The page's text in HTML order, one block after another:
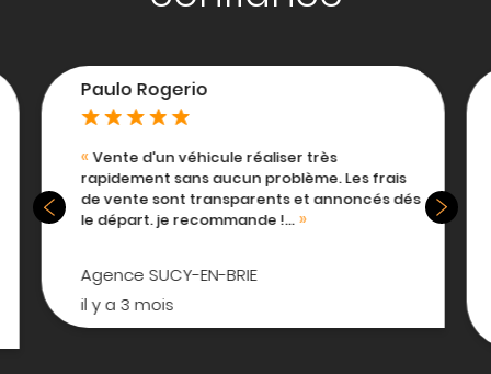
Aniss Merabet
Manque de professionnalisme, on vous fait
venir pour essayer le véhicule mais n’ont
aucune info, ni documentation, on vous
promet de vous rappeler mais les promesses
Agence SUCY-EN-BRIE
il y a 4 mois